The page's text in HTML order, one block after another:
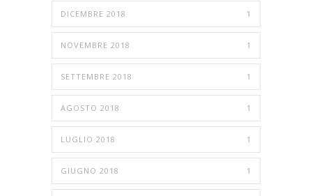
DICEMBRE 2018 1
NOVEMBRE 2018 1
SETTEMBRE 2018 1
AGOSTO 2018 1
LUGLIO 2018 1
GIUGNO 2018 1